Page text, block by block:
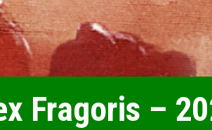
Fragoris –